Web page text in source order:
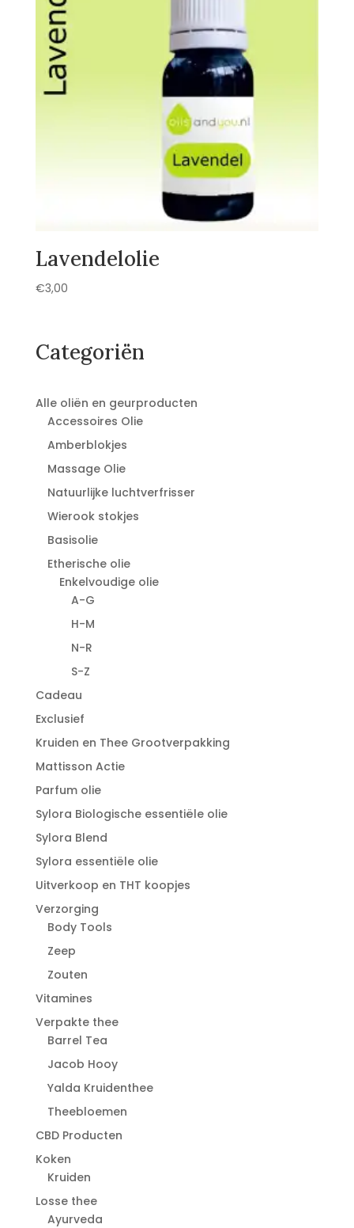
Lavendelolie
€3,00
Categoriën
Alle oliën en geurproducten
Accessoires Olie
Amberblokjes
Massage Olie
Natuurlijke luchtverfrisser
Wierook stokjes
Basisolie
Etherische olie
Enkelvoudige olie
A-G
H-M
N-R
S-Z
Cadeau
Exclusief
Kruiden en Thee Grootverpakking
Mattisson Actie
Parfum olie
Sylora Biologische essentiële olie
Sylora Blend
Sylora essentiële olie
Uitverkoop en THT koopjes
Verzorging
Body Tools
Zeep
Zouten
Vitamines
Verpakte thee
Barrel Tea
Jacob Hooy
Yalda Kruidenthee
Theebloemen
CBD Producten
Koken
Kruiden
Losse thee
Ayurveda